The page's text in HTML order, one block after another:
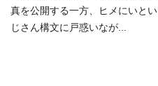
真を公開する一方、ヒメにいと
じさん構文に戸惑いなが...